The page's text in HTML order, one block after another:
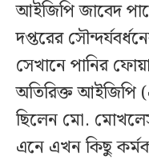
আইজিপি জাবেদ
দপ্তরের
সেখানে পানির
অতিরিক্ত আইজিপি
ছিলেন মো.
এনে এখন কিছু